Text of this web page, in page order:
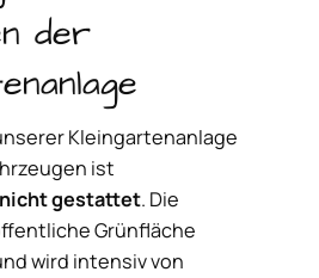
der
Kleingartenanlage
ist
gestattet. Die
Grünfläche
wird intensiv von